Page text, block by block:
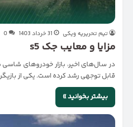
تیم تحریریه ویکی 31 خرداد 1403 0
مزایا و معایب جک s5
در سال‌های اخیر، بازار خودروهای شاسی
قابل توجهی رشد کرده است. یکی از
بیشتر بخوانید »